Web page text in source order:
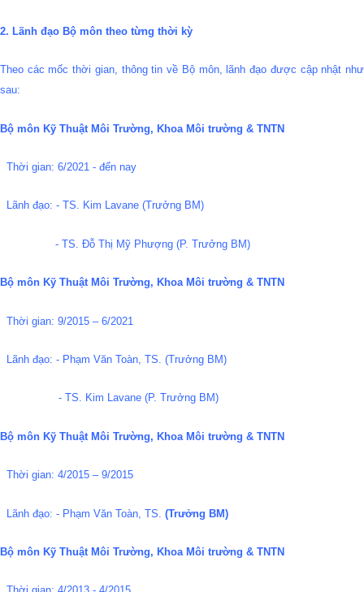
2. Lãnh đạo Bộ môn theo từng thời kỳ
Theo các mốc thời gian, thông tin về Bộ môn, lãnh đạo được cập nhật như
sau:
Bộ môn Kỹ Thuật Môi Trường, Khoa Môi trường & TNTN
Thời gian: 6/2021 - đến nay
Lãnh đạo: - TS. Kim Lavane (Trưởng BM)
- TS. Đỗ Thị Mỹ Phượng (P. Trưởng BM)
Bộ môn Kỹ Thuật Môi Trường, Khoa Môi trường & TNTN
Thời gian: 9/2015 – 6/2021
Lãnh đạo: - Phạm Văn Toàn, TS. (Trưởng BM)
- TS. Kim Lavane (P. Trưởng BM)
Bộ môn Kỹ Thuật Môi Trường, Khoa Môi trường & TNTN
Thời gian: 4/2015 – 9/2015
Lãnh đạo: - Phạm Văn Toàn, TS. (Trưởng BM)
Bộ môn Kỹ Thuật Môi Trường, Khoa Môi trường & TNTN